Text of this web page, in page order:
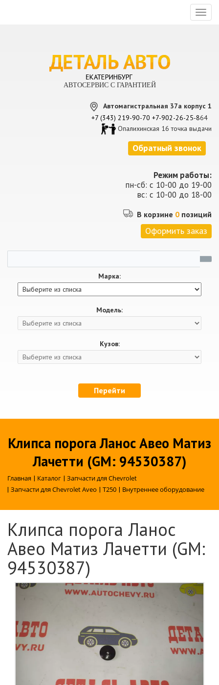
АВТОСЕРВИС С ГАРАНТИЕЙ
Автомагистральная 37а корпус 1
+7 (343) 219-90-70 +7-902-26-25-864
Опалихинская 16 точка выдачи
Обратный звонок
Режим работы:
пн-сб: с 10-00 до 19-00
вс: с 10-00 до 18-00
В корзине 0 позиций
Оформить заказ
Марка:
Модель:
Кузов:
Перейти
Клипса порога Ланос Авео Матиз
Лачетти (GM: 94530387)
Главная | Каталог | Запчасти для Chevrolet
| Запчасти для Chevrolet Aveo | T250 | Внутреннее оборудование
Клипса порога Ланос
Авео Матиз Лачетти (GM:
94530387)